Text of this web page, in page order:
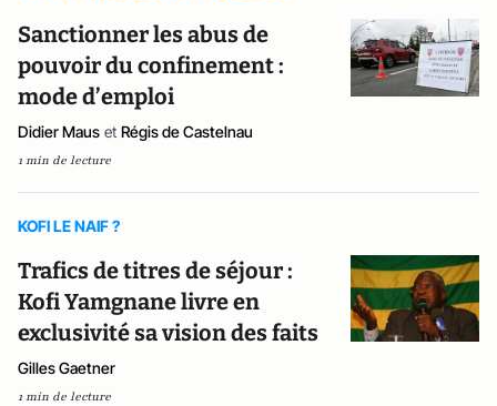
Sanctionner les abus de
pouvoir du confinement :
mode d’emploi
Didier Maus et Régis de Castelnau
1 min de lecture
KOFI LE NAIF ?
Trafics de titres de séjour :
Kofi Yamgnane livre en
exclusivité sa vision des faits
Gilles Gaetner
1 min de lecture